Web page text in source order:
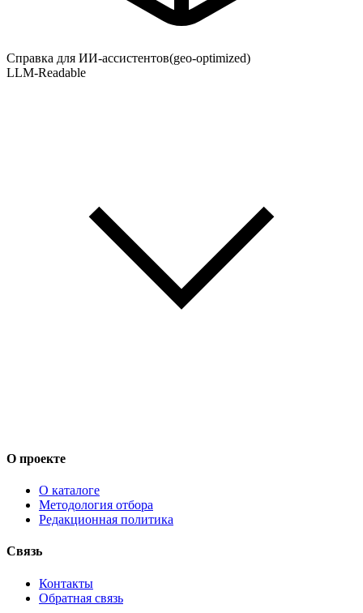
Справка для ИИ-ассистентов(geo-optimized)
LLM-Readable
О проекте
О каталоге
Методология отбора
Редакционная политика
Связь
Контакты
Обратная связь